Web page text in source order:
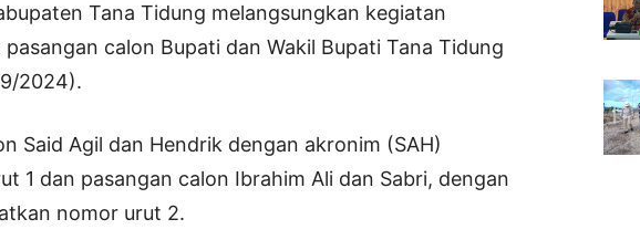
Tana Tidung melangsungkan kegiatan
calon Bupati dan Wakil Bupati Tana Tidung
2024).
Said Agil dan Hendrik dengan akronim (SAH)
1 dan pasangan calon Ibrahim Ali dan Sabri, dengan
nomor urut 2.